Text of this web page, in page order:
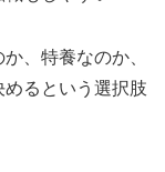
、特養なのか、
るという選択肢